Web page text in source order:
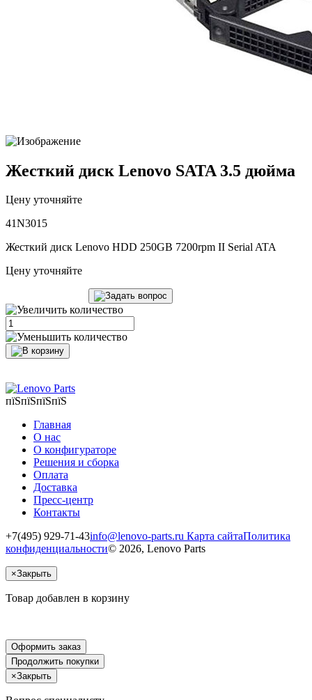
Жесткий диск Lenovo SATA 3.5 дюйма
Цену уточняйте
41N3015
Жесткий диск Lenovo HDD 250GB 7200rpm II Serial ATA
Цену уточняйте
пїЅпїЅпїЅпїЅ
Главная
О нас
О конфигураторе
Решения и сборка
Оплата
Доставка
Пресс-центр
Контакты
+7(495) 929-71-43info@lenovo-parts.ru Карта сайтаПолитика
конфиденциальности© 2026, Lenovo Parts
×Закрыть
Товар добавлен в корзину
Оформить заказ
Продолжить покупки
×Закрыть